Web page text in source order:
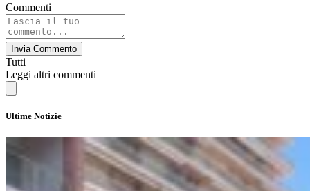
Commenti
Invia Commento
Tutti
Leggi altri commenti
Ultime Notizie